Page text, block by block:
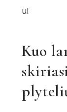
ul
Kuo